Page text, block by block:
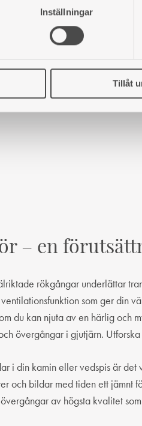
Inställningar
Tillåt
LÄGG
I
ÖNSKELISTA
– en
rökgångar underlättar
som ger din
du kan njuta av en härlig och
övergångar i gjutjärn.
i din kamin eller vedspis är det
och bildar med tiden ett jämnt
av högsta kvalitet